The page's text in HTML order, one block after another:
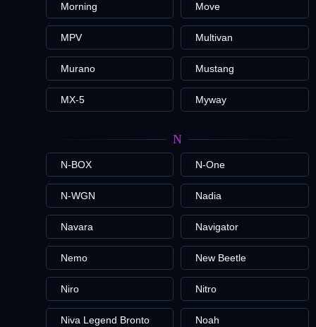
Morning Move
MPV Multivan
Murano Mustang
MX-5 Myway
N
N-BOX N-One
N-WGN Nadia
Navara Navigator
Nemo New Beetle
Niro Nitro
Niva Legend Bronto Noah